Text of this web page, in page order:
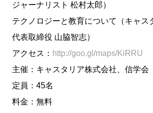
ジャーナリスト 松村太郎）
テクノロジーと教育について（キャス
代表取締役 山脇智志）
アクセス： http://goo.gl/maps/KiRRU
主催：キャスタリア株式会社、信学会
定員：45名
料金：無料